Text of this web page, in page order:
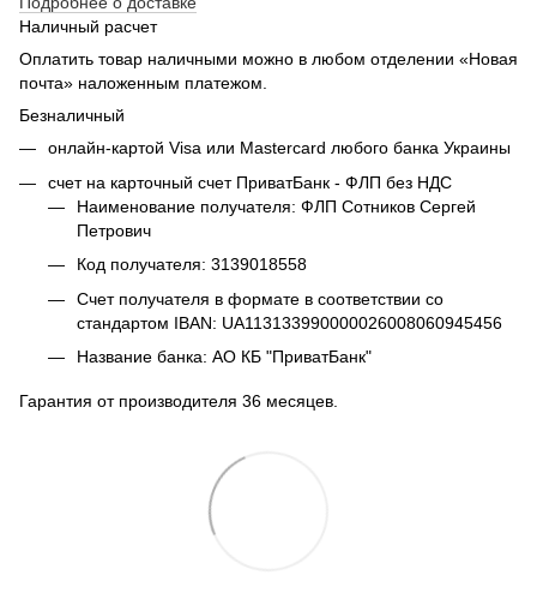
Наличный расчет
Оплатить товар наличными можно в любом отделении «Новая
почта» наложенным платежом.
Безналичный
онлайн-картой Visa или Mastercard любого банка Украины
счет на карточный счет ПриватБанк - ФЛП без НДС
Наименование получателя: ФЛП Сотников Сергей
Петрович
Код получателя: 3139018558
Счет получателя в формате в соответствии со
стандартом IBAN: UA113133990000026008060945456
Название банка: АО КБ "ПриватБанк"
Гарантия от производителя 36 месяцев.